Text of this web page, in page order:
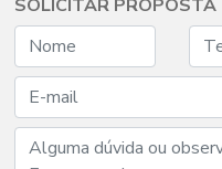
SOLICITAR PROPOSTA